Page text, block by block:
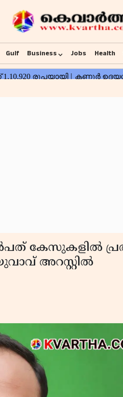
Gulf Business Jobs Health
കേസുകളിൽ
യുവാവ് അറസ്റ്റിൽ